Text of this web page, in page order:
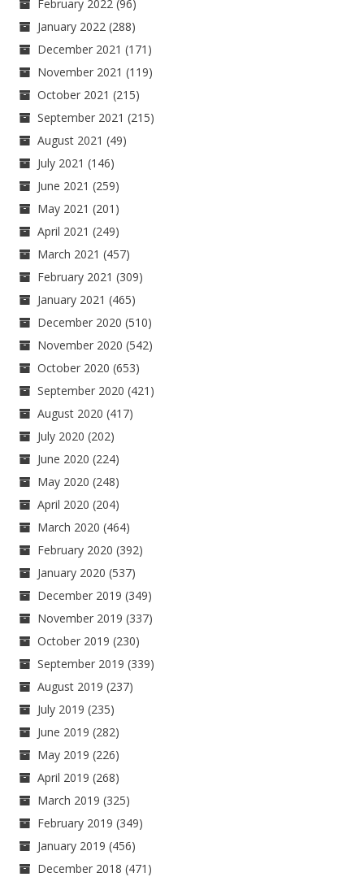
February 2022 (96)
January 2022 (288)
December 2021 (171)
November 2021 (119)
October 2021 (215)
September 2021 (215)
August 2021 (49)
July 2021 (146)
June 2021 (259)
May 2021 (201)
April 2021 (249)
March 2021 (457)
February 2021 (309)
January 2021 (465)
December 2020 (510)
November 2020 (542)
October 2020 (653)
September 2020 (421)
August 2020 (417)
July 2020 (202)
June 2020 (224)
May 2020 (248)
April 2020 (204)
March 2020 (464)
February 2020 (392)
January 2020 (537)
December 2019 (349)
November 2019 (337)
October 2019 (230)
September 2019 (339)
August 2019 (237)
July 2019 (235)
June 2019 (282)
May 2019 (226)
April 2019 (268)
March 2019 (325)
February 2019 (349)
January 2019 (456)
December 2018 (471)